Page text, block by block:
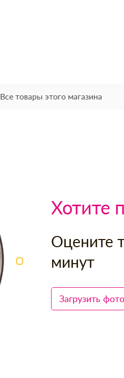
Все товары этого магазина
Хотите
Оцените
минут
Загрузить фото